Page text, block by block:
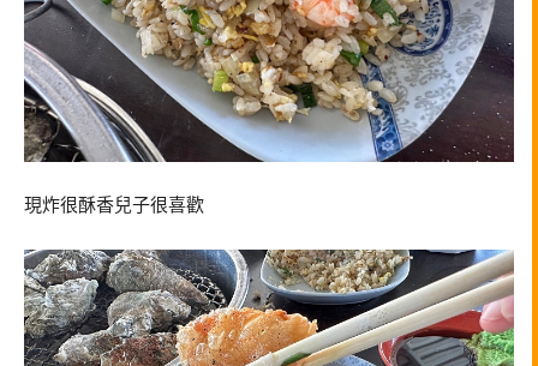
現炸很酥香兒子很喜歡